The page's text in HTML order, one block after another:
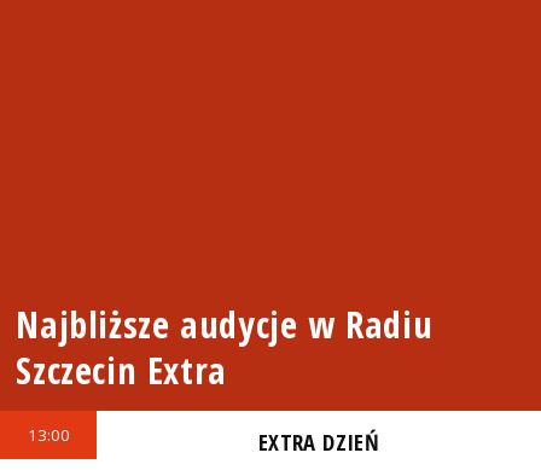
Najbliższe audycje w Radiu
Szczecin Extra
13:00 EXTRA DZIEŃ